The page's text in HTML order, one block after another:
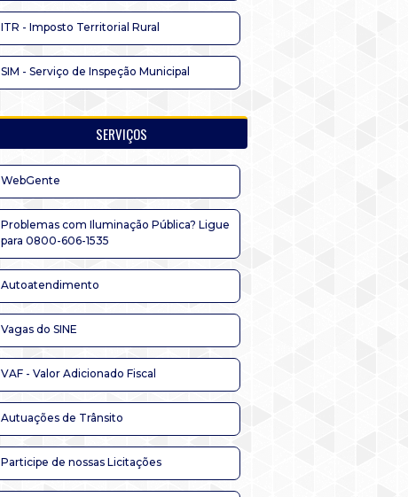
ITR - Imposto Territorial Rural
SIM - Serviço de Inspeção Municipal
SERVIÇOS
WebGente
Problemas com Iluminação Pública? Ligue
para 0800-606-1535
Autoatendimento
Vagas do SINE
VAF - Valor Adicionado Fiscal
Autuações de Trânsito
Participe de nossas Licitações